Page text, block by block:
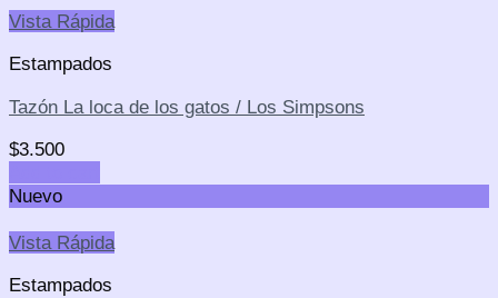
Vista Rápida
Estampados
Tazón La loca de los gatos / Los Simpsons
$3.500
Nuevo
Vista Rápida
Estampados